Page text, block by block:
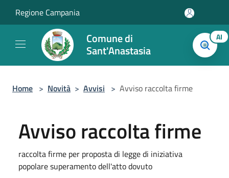
Regione Campania
Comune di
Sant'Anastasia
AI
Home > Novità > Avvisi > Avviso raccolta firme
Avviso raccolta firme
raccolta firme per proposta di legge di iniziativa
popolare superamento dell'atto dovuto